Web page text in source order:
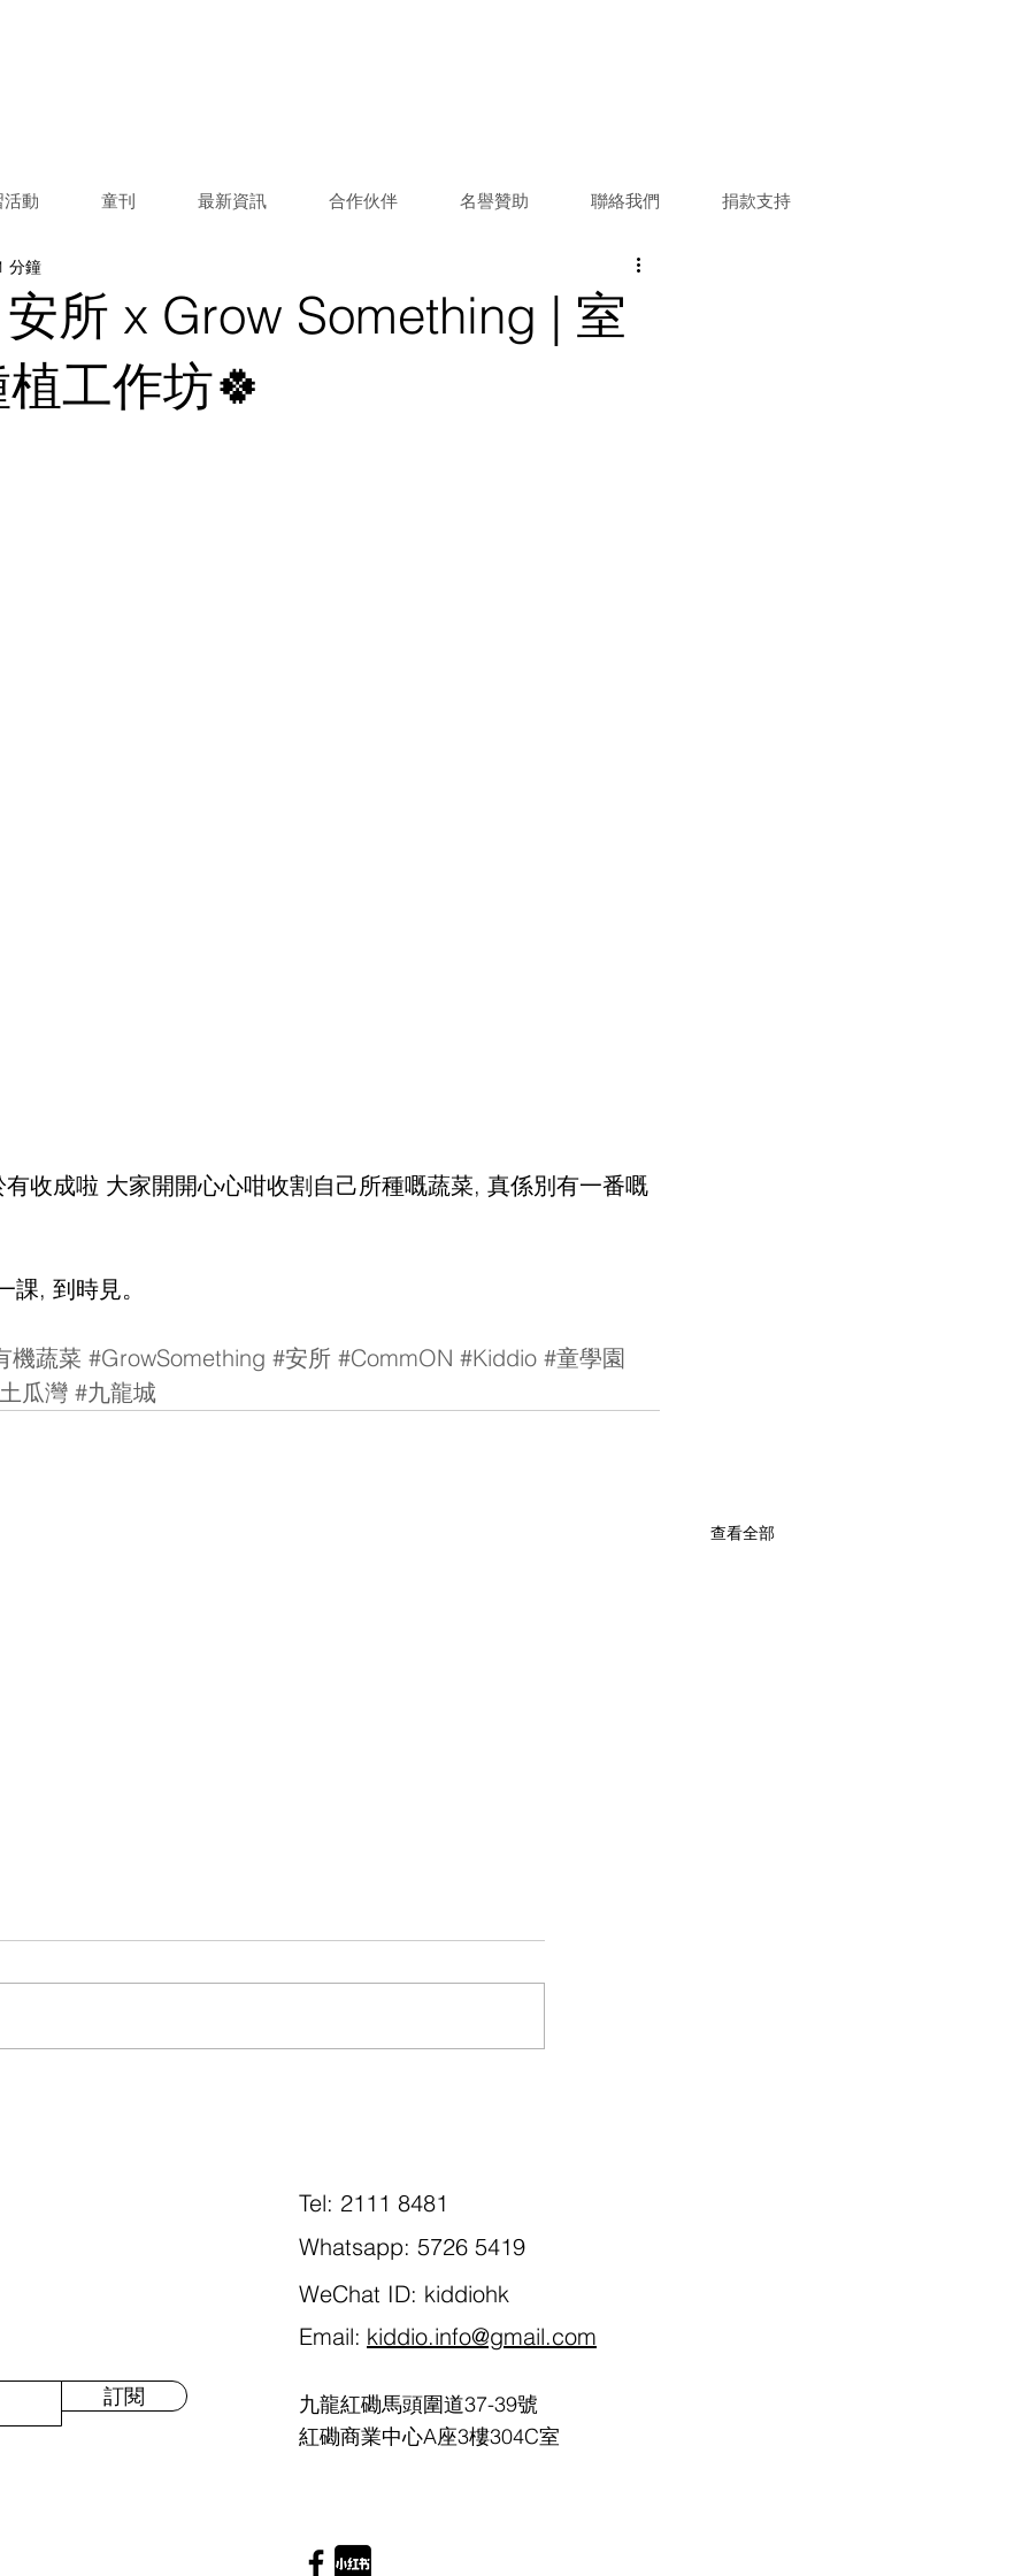
動 童刊 最新資訊 合作伙伴 名譽贊助 聯絡我們 捐款支持
所 x Grow Something | 室
工作坊🍀
分鐘
收成啦 大家開開心心咁收割自己所種嘅蔬菜, 真係別有一番嘅
課, 到時見。
機蔬菜 #GrowSomething #安所 #CommON #Kiddio #童學園
瓜灣 #九龍城
查看全部
訂閱
Tel: 2111 8481
Whatsapp: 5726 5419
WeChat ID: kiddiohk
Email: kiddio.info@gmail.com
九龍紅磡馬頭圍道37-39號
紅磡商業中心A座3樓304C室